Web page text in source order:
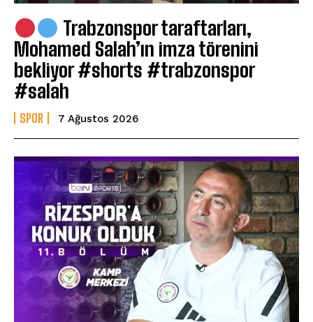
Trabzonspor taraftarları,
Mohamed Salah’ın imza törenini
bekliyor #shorts #trabzonspor
#salah
SPOR 7 Ağustos 2026